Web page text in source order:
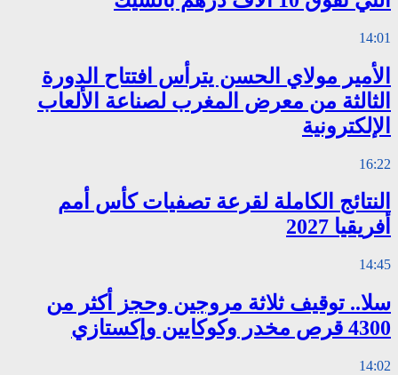
14:01
الأمير مولاي الحسن يترأس افتتاح الدورة
الثالثة من معرض المغرب لصناعة الألعاب
الإلكترونية
16:22
النتائج الكاملة لقرعة تصفيات كأس أمم
أفريقيا 2027
14:45
سلا.. توقيف ثلاثة مروجين وحجز أكثر من
4300 قرص مخدر وكوكايين وإكستازي
14:02